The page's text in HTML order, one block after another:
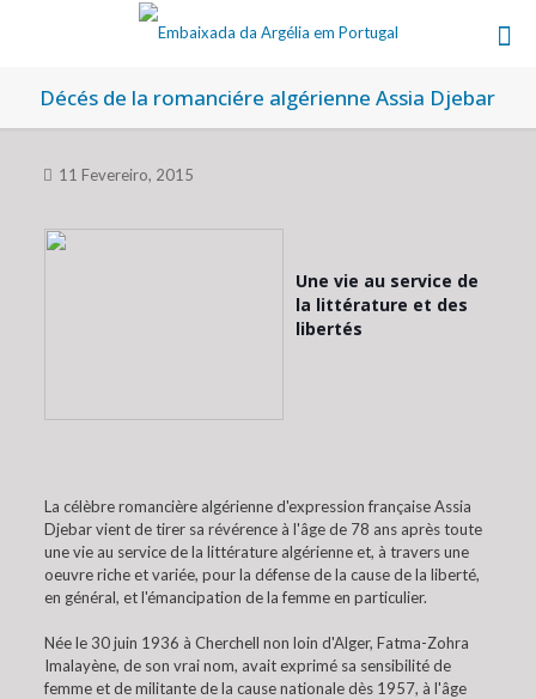
Décés de la romanciére algérienne Assia Djebar
11 Fevereiro, 2015
Une vie au service de
la littérature et des
libertés
La célèbre romancière algérienne d'expression française Assia
Djebar vient de tirer sa révérence à l'âge de 78 ans après toute
une vie au service de la littérature algérienne et, à travers une
oeuvre riche et variée, pour la défense de la cause de la liberté,
en général, et l'émancipation de la femme en particulier.
Née le 30 juin 1936 à Cherchell non loin d'Alger, Fatma-Zohra
Imalayène, de son vrai nom, avait exprimé sa sensibilité de
femme et de militante de la cause nationale dès 1957, à l'âge